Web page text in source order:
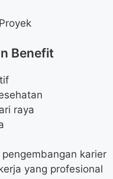
Benefit
raya
karier
yang profesional